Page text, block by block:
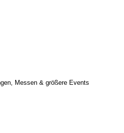
Messen & größere Events